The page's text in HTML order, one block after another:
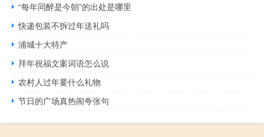
“每年同醉是今朝”的出处是哪里
快递包装不拆过年送礼吗
浦城十大特产
拜年祝福文案词语怎么说
农村人过年要什么礼物
节日的广场真热闹夸张句